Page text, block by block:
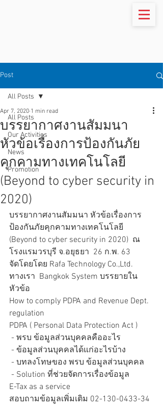
Post
All Posts
Our Activities
News
Promotion
All Posts
บรรยากาศงานสัมมนา
หัวข้อเรื่องการป้องกันภัย
คุกคามทางเทคโนโลยี
(Beyond to cyber security in
2020)
Apr 7, 2020 1 min read
บรรยากาศงานสัมมนา หัวข้อเรื่องการ
ป้องกันภัยคุกคามทางเทคโนโลยี
(Beyond to cyber security in 2020)  ณ
โรงแรมวรบุรี จ.อยุธยา  26 ก.พ. 63
จัดโดยโดย Rafa Technology Co.,Ltd.
ทางเรา  Bangkok System บรรยายใน
หัวข้อ
How to comply PDPA and Revenue Dept.
regulation
PDPA ( Personal Data Protection Act )
- พรบ ข้อมูลส่วนบุคคลคืออะไร
- ข้อมูลส่วนบุคคลได้แก่อะไรบ้าง
- บทลงโทษของ พรบ ข้อมูลส่วนบุคคล
- Solution ที่ช่วยจัดการเรื่องข้อมูล
E-Tax as a service
สอบถามข้อมูลเพิ่มเติม 02-130-0433-34